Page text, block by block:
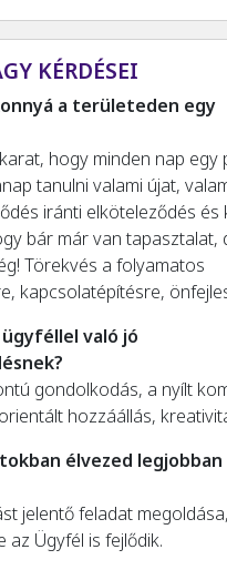
KÉRDÉSEI
a területeden egy
hogy minden nap egy
tanulni valami újat,
iránti elköteleződés és
bár már van tapasztalat,
Törekvés a folyamatos
kapcsolatépítésre,
ügyféllel való jó
gondolkodás, a nyílt
hozzáállás,
élvezed legjobban
jelentő feladat
az Ügyfél is fejlődik.